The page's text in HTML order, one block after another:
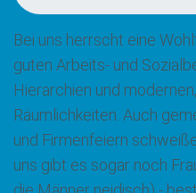
Bei uns herrscht eine
guten Arbeits- und
Hierarchien und
Räumlichkeiten. Auch
und Firmenfeiern
uns gibt es sogar noch